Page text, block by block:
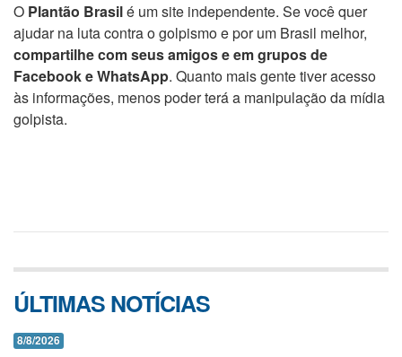
O Plantão Brasilé um site independente. Se você quer
ajudar na luta contra o golpismo e por um Brasil melhor,
compartilhe com seus amigos e em grupos de
Facebook e WhatsApp. Quanto mais gente tiver acesso
às informações, menos poder terá a manipulação da mídia
golpista.
ÚLTIMAS NOTÍCIAS
8/8/2026